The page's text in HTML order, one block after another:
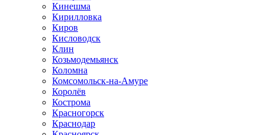
Кинешма
Кирилловка
Киров
Кисловодск
Клин
Козьмодемьянск
Коломна
Комсомольск-на-Амуре
Королёв
Кострома
Красногорск
Краснодар